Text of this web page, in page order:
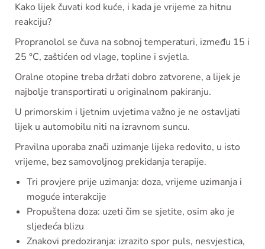
Kako lijek čuvati kod kuće, i kada je vrijeme za hitnu
reakciju?
Propranolol se čuva na sobnoj temperaturi, između 15 i
25 °C, zaštićen od vlage, topline i svjetla.
Oralne otopine treba držati dobro zatvorene, a lijek je
najbolje transportirati u originalnom pakiranju.
U primorskim i ljetnim uvjetima važno je ne ostavljati
lijek u automobilu niti na izravnom suncu.
Pravilna uporaba znači uzimanje lijeka redovito, u isto
vrijeme, bez samovoljnog prekidanja terapije.
Tri provjere prije uzimanja: doza, vrijeme uzimanja i
moguće interakcije
Propuštena doza: uzeti čim se sjetite, osim ako je
sljedeća blizu
Znakovi predoziranja: izrazito spor puls, nesvjestica,